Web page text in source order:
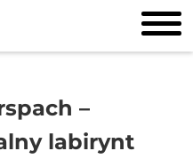
–
labirynt